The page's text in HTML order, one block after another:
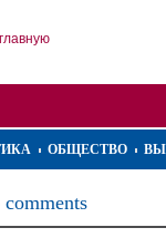
ОБЩЕСТВО